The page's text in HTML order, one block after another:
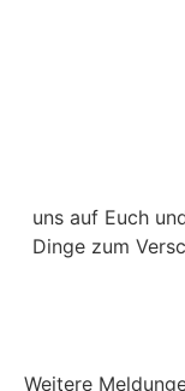
uns auf Euch
Dinge zum
Weitere